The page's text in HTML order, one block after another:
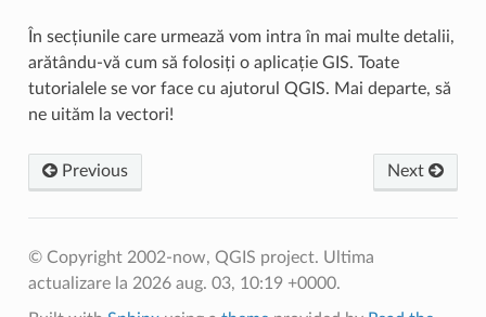
În secțiunile care urmează vom intra în mai multe detalii,
arătându-vă cum să folosiți o aplicație GIS. Toate
tutorialele se vor face cu ajutorul QGIS. Mai departe, să
ne uităm la vectori!
Previous Next
© Copyright 2002-now, QGIS project. Ultima
actualizare la 2026 aug. 03, 10:19 +0000.